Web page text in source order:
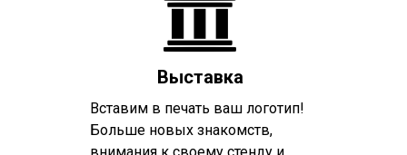
Вставим в печать ваш логотип!
Больше новых знакомств,
Выставка